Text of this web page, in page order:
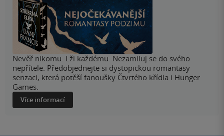
Nevěř nikomu. Lži každému. Nezamiluj se do svého
nepřítele. Předobjednejte si dystopickou romantasy
senzaci, která potěší fanoušky Čtvrtého křídla i Hunger
Games.
Více informací